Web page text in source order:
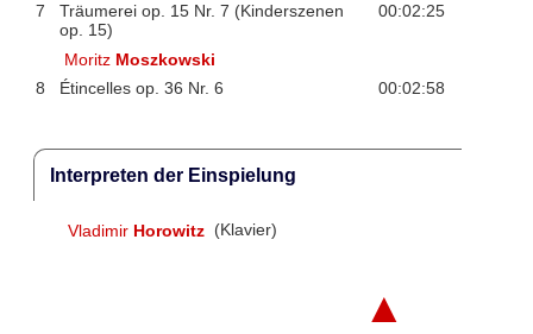
7
Träumerei op. 15 Nr. 7 (Kinderszenen
op. 15)
00:02:25
Moritz Moszkowski
8
Étincelles op. 36 Nr. 6 00:02:58
Interpreten der Einspielung
Vladimir Horowitz (Klavier)
▲